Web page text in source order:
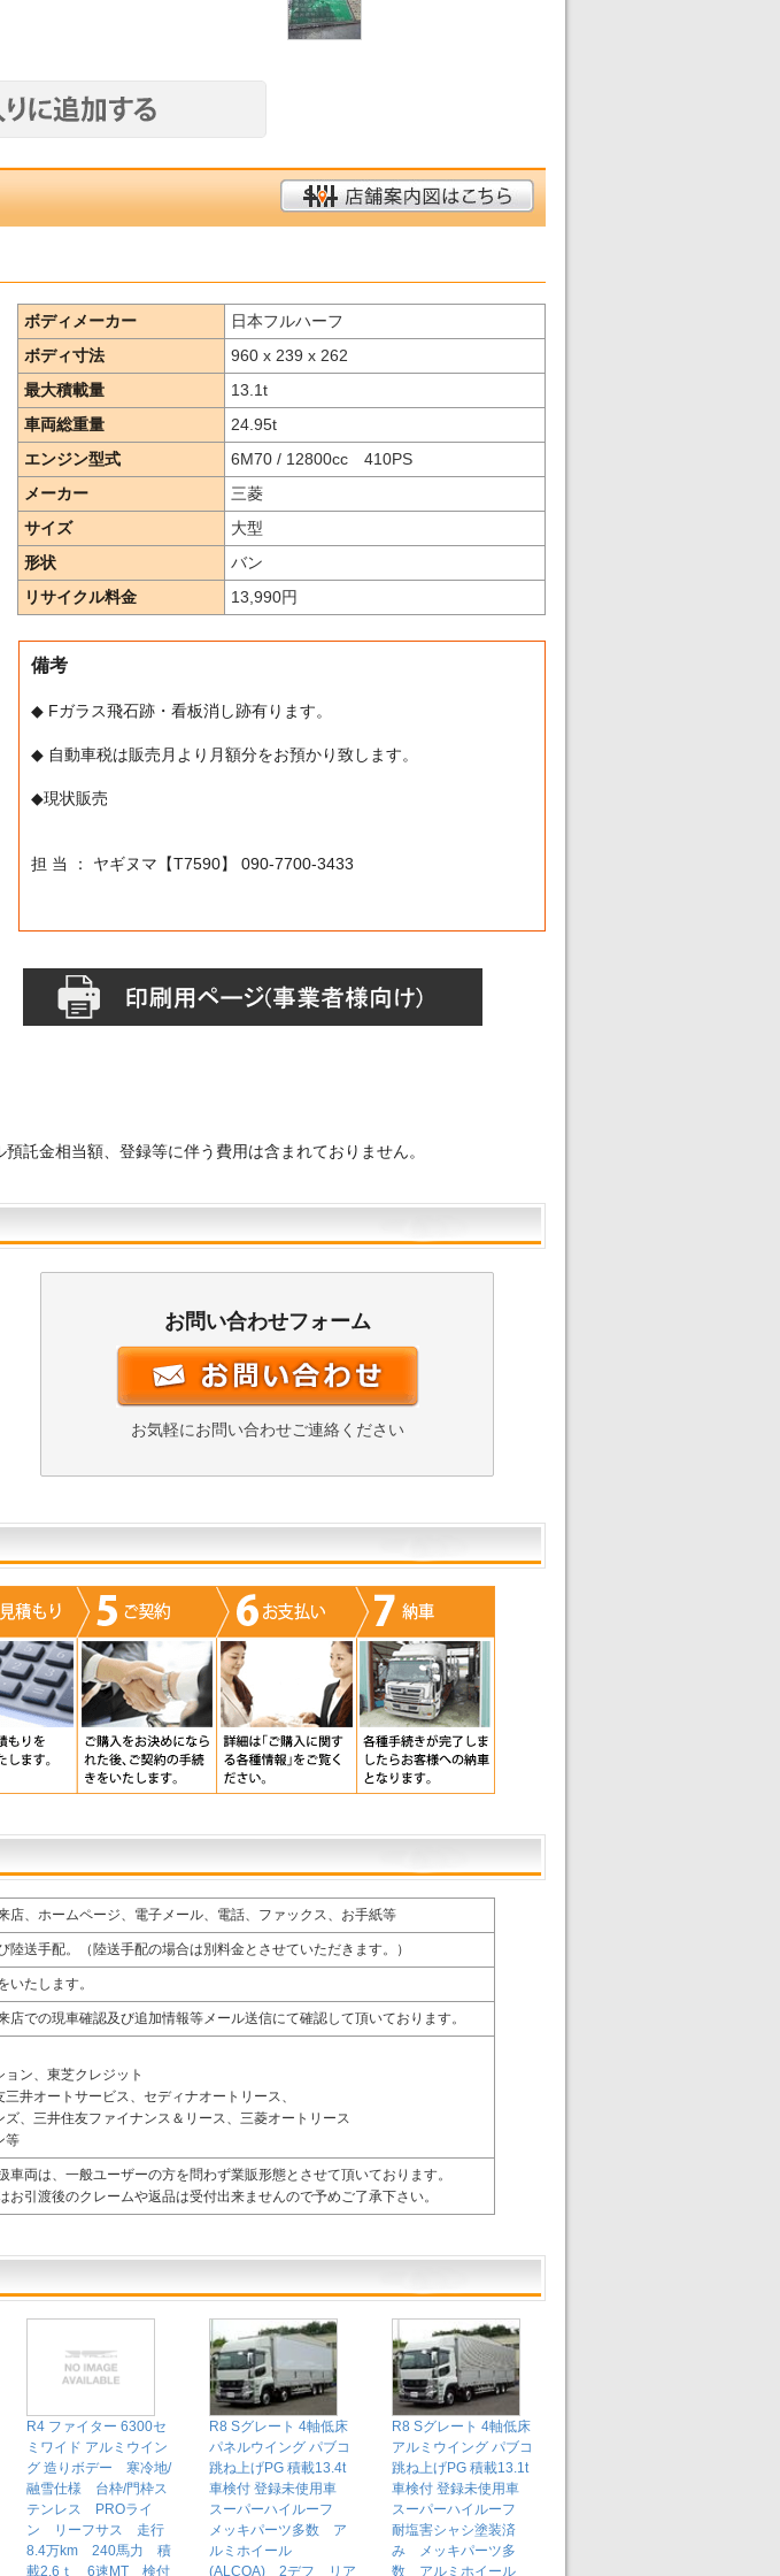
ボディメーカー
日本フルハーフ
ボディ寸法
960 x 239 x 262
最大積載量
13.1t
車両総重量
24.95t
エンジン型式
6M70 / 12800cc 410PS
メーカー
三菱
サイズ
大型
形状
バン
リサイクル料金
13,990円
備考
◆ Fガラス飛石跡・看板消し跡有ります。
◆ 自動車税は販売月より月額分をお預かり致します。
◆現状販売
担 当 ： ヤギヌマ【T7590】 090-7700-3433
託金相当額、登録等に伴う費用は含まれておりません。
お問い合わせフォーム
お気軽にお問い合わせご連絡ください
店、ホームページ、電子メール、電話、ファックス、お手紙等
送手配。（陸送手配の場合は別料金とさせていただきます。）
いたします。
での現車確認及び追加情報等メール送信にて確認して頂いております。
ン、東芝クレジット
井オートサービス、セディナオートリース、
ズ、三井住友ファイナンス＆リース、三菱オートリース
等
車両は、一般ユーザーの方を問わず業販形態とさせて頂いております。
お引渡後のクレームや返品は受付出来ませんので予めご了承下さい。
R4 ファイター 6300セ
ミワイド アルミウイン
グ 造りボデー 寒冷地/
融雪仕様 台枠/門枠ス
テンレス PROライ
ン リーフサス 走行
8.4万km 240馬力 積
載2.6ｔ 6速MT 検付
R8 Sグレート 4軸低床
パネルウイング パブコ
跳ね上げPG 積載13.4t
車検付 登録未使用車
スーパーハイルーフ
メッキパーツ多数 ア
ルミホイール
(ALCOA) 2デフ リア
R8 Sグレート 4軸低床
アルミウイング パブコ
跳ね上げPG 積載13.1t
車検付 登録未使用車
スーパーハイルーフ
耐塩害シャシ塗装済
み メッキパーツ多
数 アルミホイール